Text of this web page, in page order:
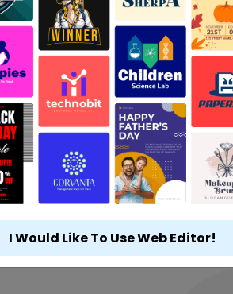
I Would Like To Use Web Editor!